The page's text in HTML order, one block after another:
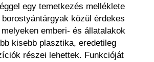
egy temetkezés melléklete
borostyántárgyak közül érdekes
emberi- és állatalakok
kisebb plasztika, eredetileg
részei lehettek. Funkcióját